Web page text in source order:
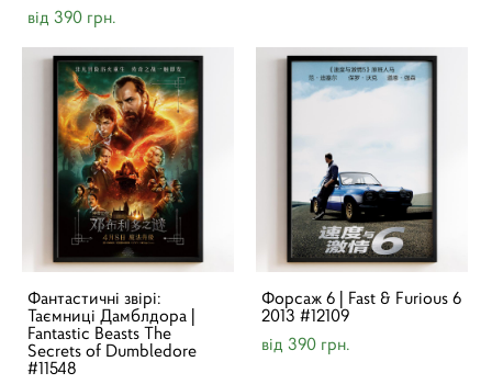
від 390 грн.
Фантастичні звірі:
Таємниці Дамблдора |
Fantastic Beasts The
Secrets of Dumbledore
#11548
Форсаж 6 | Fast & Furious 6
2013 #12109
від 390 грн.